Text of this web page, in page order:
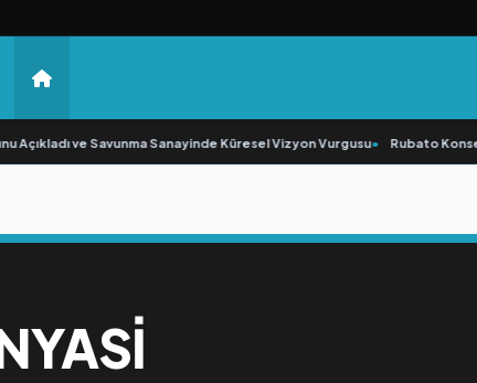
Açıkladı ve Savunma Sanayinde Küresel Vizyon Vurgusu• Rubato Konser